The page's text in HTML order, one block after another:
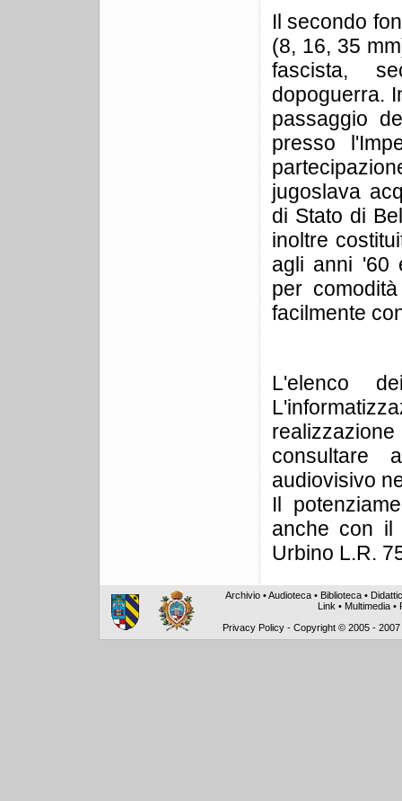
Il secondo
(8, 16, 35
fascista,
dopoguerra.
passaggio
presso
jugoslava
di Stato di
inoltre
agli anni '60
per
facilmente
L'elenco
consultare
audiovisivo
Il
anche con il
Urbino L.R.
Archivio •Audioteca • Biblioteca •
Link • Multimedia •
Privacy Policy -Copyright © 2005 -